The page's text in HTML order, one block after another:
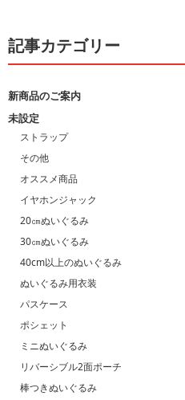
記事カテゴリー
新商品のご案内
未設定
ストラップ
その他
オススメ商品
イヤホンジャック
20㎝ぬいぐるみ
30㎝ぬいぐるみ
40cm以上のぬいぐるみ
ぬいぐるみ用衣装
パスケース
ポシェット
ミニぬいぐるみ
リバーシブル2面ポーチ
棒つきぬいぐるみ